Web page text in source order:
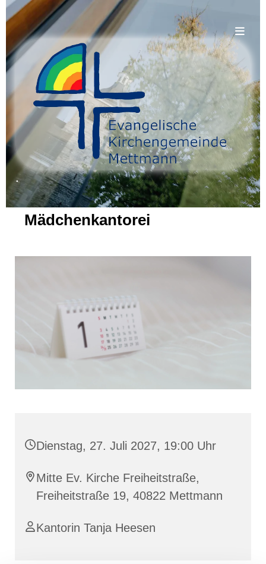
.
Mädchenkantorei
Dienstag, 27. Juli 2027, 19:00 Uhr
Mitte Ev. Kirche Freiheitstraße,
Freiheitstraße 19, 40822 Mettmann
Kantorin Tanja Heesen